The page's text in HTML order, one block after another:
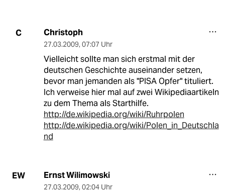
C Christoph
27.03.2009, 07:07 Uhr
Vielleicht sollte man sich erstmal mit der
deutschen Geschichte auseinander setzen,
bevor man jemanden als "PISA Opfer" tituliert.
Ich verweise hier mal auf zwei Wikipediaartikeln
zu dem Thema als Starthilfe.
http://de.wikipedia.org/wiki/Ruhrpolen
http://de.wikipedia.org/wiki/Polen_in_Deutschla
nd
EW Ernst Wilimowski
27.03.2009, 02:04 Uhr